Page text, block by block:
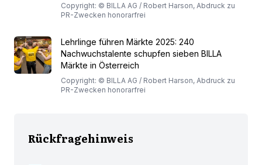
Copyright: © BILLA AG / Robert Harson, Abdruck zu
PR-Zwecken honorarfrei
Lehrlinge führen Märkte 2025: 240
Nachwuchstalente schupfen sieben BILLA
Märkte in Österreich
Copyright: © BILLA AG / Robert Harson, Abdruck zu
PR-Zwecken honorarfrei
Rückfragehinweis